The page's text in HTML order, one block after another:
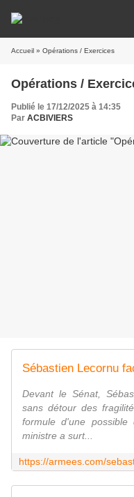
Accueil » Opérations / Exercices
Opérations /
Publié le 17/12/2025 à 14:35
Par ACBIVIERS
Devant le Sénat,
sans détour des
formule d'une
ministre a surt...